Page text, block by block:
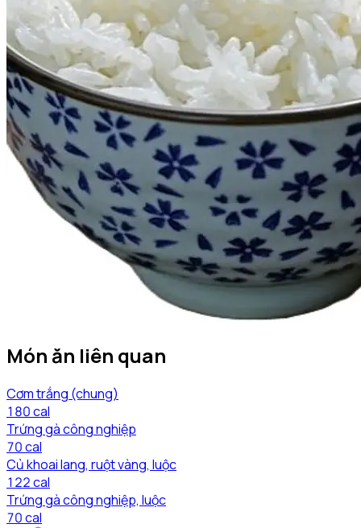
Món ăn liên quan
Cơm trắng (chung)
180cal
Trứng gà công nghiệp
70cal
Củ khoai lang, ruột vàng, luộc
122cal
Trứng gà công nghiệp, luộc
70cal